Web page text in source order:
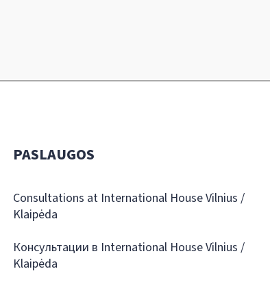
PASLAUGOS
Consultations at International House Vilnius /
Klaipėda
Консультации в International House Vilnius /
Klaipėda